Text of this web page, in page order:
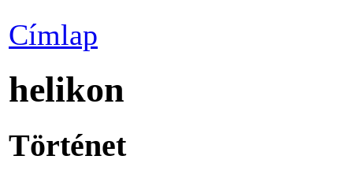
Címlap
helikon
Történet